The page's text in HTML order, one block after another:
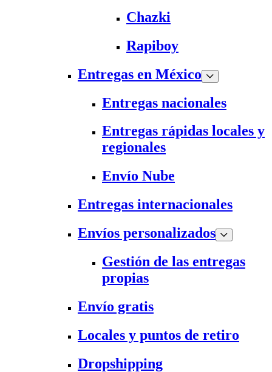
Chazki
Rapiboy
Entregas en México
Entregas nacionales
Entregas rápidas locales y
regionales
Envío Nube
Entregas internacionales
Envíos personalizados
Gestión de las entregas
propias
Envío gratis
Locales y puntos de retiro
Dropshipping